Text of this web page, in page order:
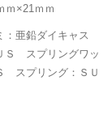
×21ｍｍ
：亜鉛ダイキャス
Ｓ スプリングワッ
スプリング：ＳＵ